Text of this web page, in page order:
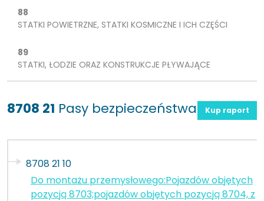
88
STATKI POWIETRZNE, STATKI KOSMICZNE I ICH CZĘŚCI
89
STATKI, ŁODZIE ORAZ KONSTRUKCJE PŁYWAJĄCE
8708 21 Pasy bezpieczeństwa Kup raport
8708 21 10
Do montażu przemysłowego:Pojazdów objętych
pozycją 8703;pojazdów objętych pozycją 8704, z